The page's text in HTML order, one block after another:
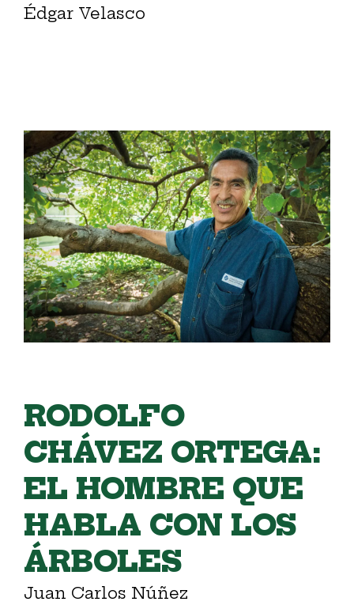
Édgar Velasco
RODOLFO
CHÁVEZ ORTEGA:
EL HOMBRE QUE
HABLA CON LOS
ÁRBOLES
Juan Carlos Núñez